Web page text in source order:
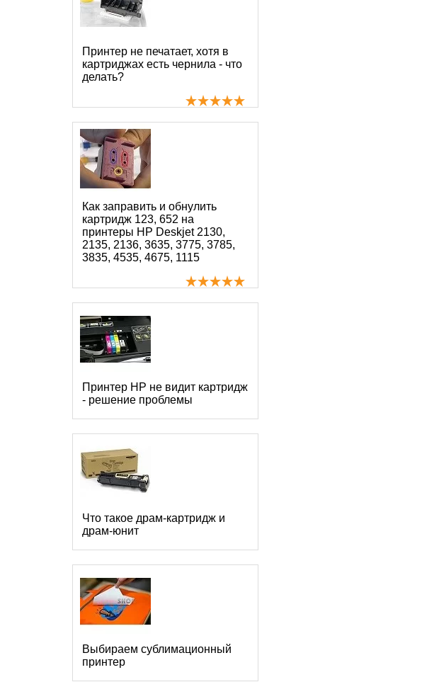
Принтер не печатает, хотя в
картриджах есть чернила - что
делать?
Как заправить и обнулить
картридж 123, 652 на
принтеры HP Deskjet 2130,
2135, 2136, 3635, 3775, 3785,
3835, 4535, 4675, 1115
Принтер HP не видит картридж
- решение проблемы
Что такое драм-картридж и
драм-юнит
Выбираем сублимационный
принтер